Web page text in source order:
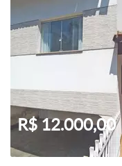
R$ 12.000,00